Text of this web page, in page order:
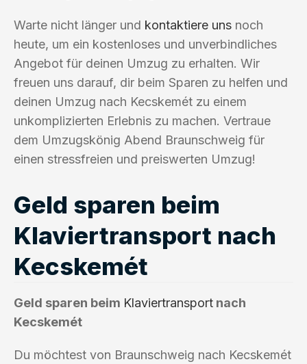
Warte nicht länger und kontaktiere uns noch
heute, um ein kostenloses und unverbindliches
Angebot für deinen Umzug zu erhalten. Wir
freuen uns darauf, dir beim Sparen zu helfen und
deinen Umzug nach Kecskemét zu einem
unkomplizierten Erlebnis zu machen. Vertraue
dem Umzugskönig Abend Braunschweig für
einen stressfreien und preiswerten Umzug!
Geld sparen beim
Klaviertransport nach
Kecskemét
Geld sparen beim Klaviertransport nach
Kecskemét
Du möchtest von Braunschweig nach Kecskemét